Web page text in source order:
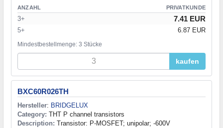
ANZAHL PRIVATKUNDE
3+ 7.41 EUR
5+ 6.87 EUR
Mindestbestellmenge: 3 Stücke
kaufen
BXC60R026TH
Hersteller: BRIDGELUX
Category: THT P channel transistors
Description: Transistor: P-MOSFET; unipolar; -600V